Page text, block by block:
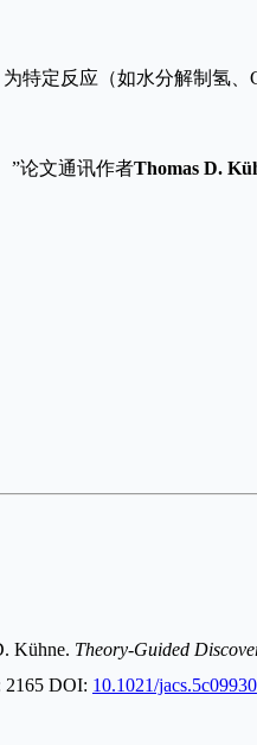
定反应（如水分解制氢、
”论文通讯作者Thomas D.
Kühne. Theory-Guided
2165 DOI: 10.1021/jacs.5c09930